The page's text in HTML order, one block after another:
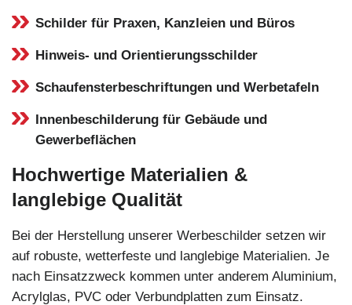
Schilder für Praxen, Kanzleien und Büros
Hinweis- und Orientierungsschilder
Schaufensterbeschriftungen und Werbetafeln
Innenbeschilderung für Gebäude und
Gewerbeflächen
Hochwertige Materialien &
langlebige Qualität
Bei der Herstellung unserer Werbeschilder setzen wir
auf robuste, wetterfeste und langlebige Materialien. Je
nach Einsatzzweck kommen unter anderem Aluminium,
Acrylglas, PVC oder Verbundplatten zum Einsatz.